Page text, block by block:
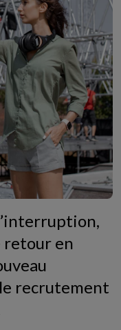
retour en
recrutement